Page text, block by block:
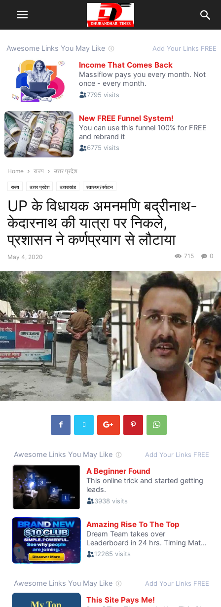
Home राज्य उत्तर प्रदेश
राज्य उत्तर प्रदेश उत्तराखंड स्वास्थ्य/पर्यटन
UP के विधायक अमनमणि बद्रीनाथ-
केदारनाथ की यात्रा पर निकले,
प्रशासन ने कर्णप्रयाग से लौटाया
May 4, 2020 0
715